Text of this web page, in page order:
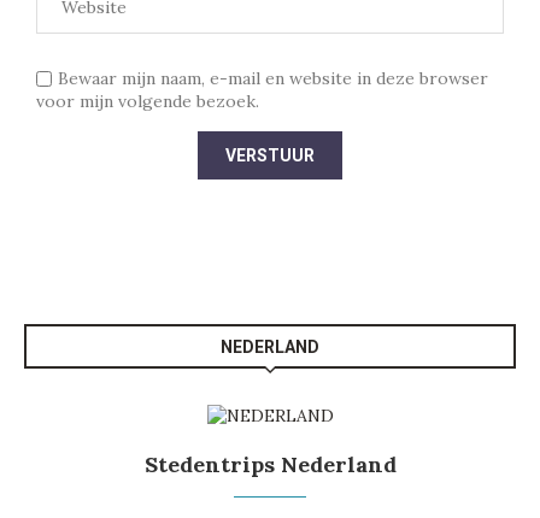
Bewaar mijn naam, e-mail en website in deze browser
voor mijn volgende bezoek.
NEDERLAND
Stedentrips Nederland